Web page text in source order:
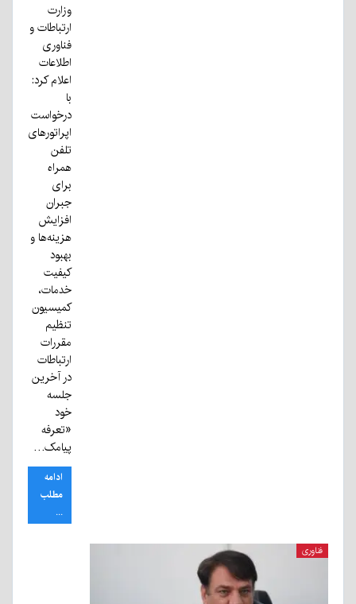
وزارت
ارتباطات و
فناوری
اطلاعات
اعلام کرد:
با
درخواست
اپراتورهای
تلفن
همراه
برای
جبران
افزایش
هزینه‌ها و
بهبود
کیفیت
خدمات،
کمیسیون
تنظیم
مقررات
ارتباطات
در آخرین
جلسه
خود
«تعرفه
پیامک…
ادامه
مطلب
...
فناوری